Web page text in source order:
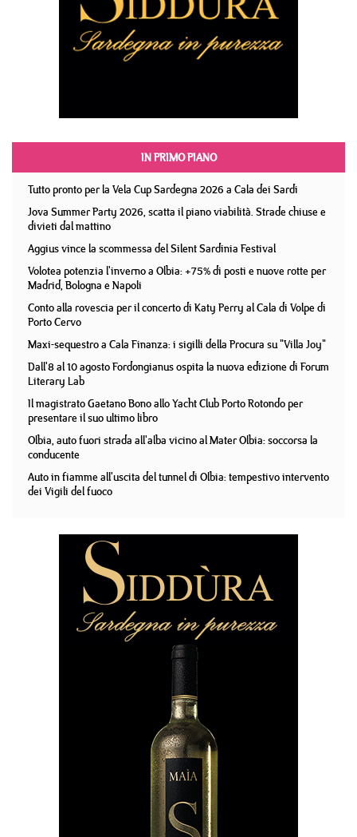
IN PRIMO PIANO
Tutto pronto per la Vela Cup Sardegna 2026 a Cala dei Sardi
Jova Summer Party 2026, scatta il piano viabilità. Strade chiuse e
divieti dal mattino
Aggius vince la scommessa del Silent Sardinia Festival
Volotea potenzia l'inverno a Olbia: +75% di posti e nuove rotte per
Madrid, Bologna e Napoli
Conto alla rovescia per il concerto di Katy Perry al Cala di Volpe di
Porto Cervo
Maxi-sequestro a Cala Finanza: i sigilli della Procura su "Villa Joy"
Dall'8 al 10 agosto Fordongianus ospita la nuova edizione di Forum
Literary Lab
Il magistrato Gaetano Bono allo Yacht Club Porto Rotondo per
presentare il suo ultimo libro
Olbia, auto fuori strada all'alba vicino al Mater Olbia: soccorsa la
conducente
Auto in fiamme all'uscita del tunnel di Olbia: tempestivo intervento
dei Vigili del fuoco